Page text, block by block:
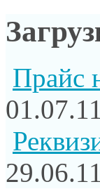
Прайс
01.07.11
29.06.11